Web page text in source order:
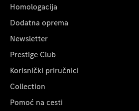
Homologacija
Dodatna oprema
Newsletter
Prestige Club
Korisnički priručnici
Collection
Pomoć na cesti